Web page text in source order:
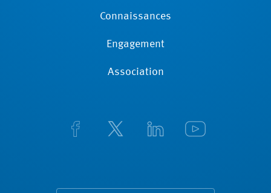
Connaissances
Engagement
Association